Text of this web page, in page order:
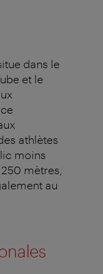
dans le
et le
athlètes
moins
mètres,
au